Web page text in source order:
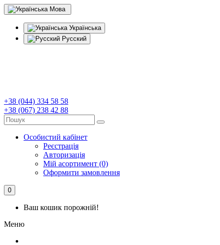
Мова
Українська
Русский
+38 (044) 334 58 58
+38 (067) 238 42 88
Особистий кабінет
Реєстрація
Авторизація
Мій асортимент (0)
Оформити замовлення
0
Ваш кошик порожній!
Меню